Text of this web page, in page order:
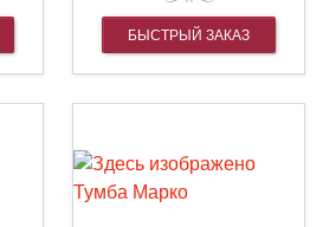
БЫСТРЫЙ ЗАКАЗ